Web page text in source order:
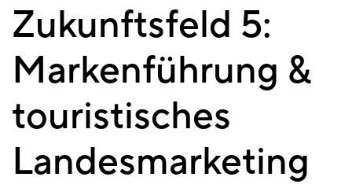
Zukunftsfeld 5:
Markenführung &
touristisches
Landesmarketing